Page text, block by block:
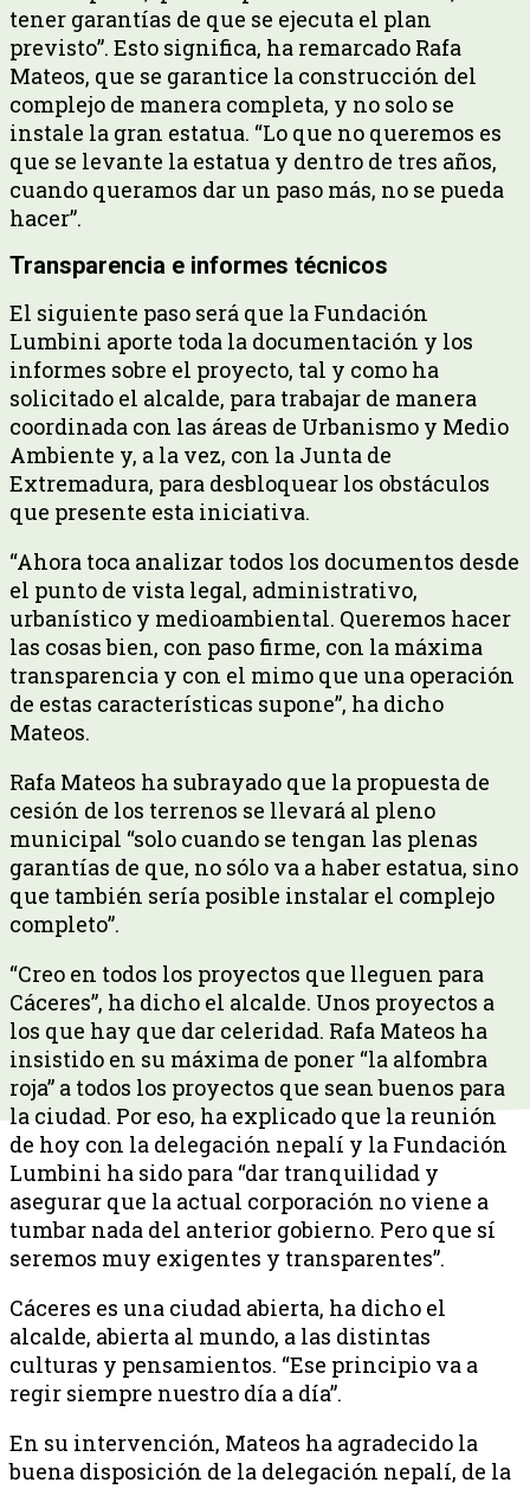
tener garantías de que se ejecuta el plan
previsto”. Esto significa, ha remarcado Rafa
Mateos, que se garantice la construcción del
complejo de manera completa, y no solo se
instale la gran estatua. “Lo que no queremos es
que se levante la estatua y dentro de tres años,
cuando queramos dar un paso más, no se pueda
hacer”.
Transparencia e informes técnicos
El siguiente paso será que la Fundación
Lumbini aporte toda la documentación y los
informes sobre el proyecto, tal y como ha
solicitado el alcalde, para trabajar de manera
coordinada con las áreas de Urbanismo y Medio
Ambiente y, a la vez, con la Junta de
Extremadura, para desbloquear los obstáculos
que presente esta iniciativa.
“Ahora toca analizar todos los documentos desde
el punto de vista legal, administrativo,
urbanístico y medioambiental. Queremos hacer
las cosas bien, con paso firme, con la máxima
transparencia y con el mimo que una operación
de estas características supone”, ha dicho
Mateos.
Rafa Mateos ha subrayado que la propuesta de
cesión de los terrenos se llevará al pleno
municipal “solo cuando se tengan las plenas
garantías de que, no sólo va a haber estatua, sino
que también sería posible instalar el complejo
completo”.
“Creo en todos los proyectos que lleguen para
Cáceres”, ha dicho el alcalde. Unos proyectos a
los que hay que dar celeridad. Rafa Mateos ha
insistido en su máxima de poner “la alfombra
roja” a todos los proyectos que sean buenos para
la ciudad. Por eso, ha explicado que la reunión
de hoy con la delegación nepalí y la Fundación
Lumbini ha sido para “dar tranquilidad y
asegurar que la actual corporación no viene a
tumbar nada del anterior gobierno. Pero que sí
seremos muy exigentes y transparentes”.
Cáceres es una ciudad abierta, ha dicho el
alcalde, abierta al mundo, a las distintas
culturas y pensamientos. “Ese principio va a
regir siempre nuestro día a día”.
En su intervención, Mateos ha agradecido la
buena disposición de la delegación nepalí, de la